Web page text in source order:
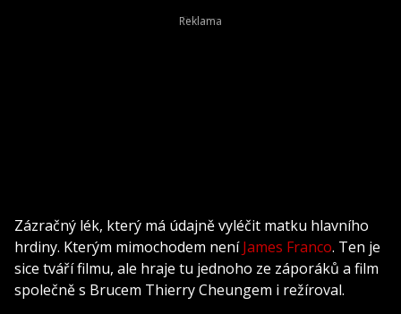
Zázračný lék, který má údajně vyléčit matku hlavního
hrdiny. Kterým mimochodem neníJames Franco. Ten je
sice tváří filmu, ale hraje tu jednoho ze záporáků a film
společně s Brucem Thierry Cheungem i režíroval.